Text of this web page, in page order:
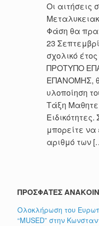
Οι αιτήσεις
Φάση θα
23
σχολικό
ΠΡΟΤΥΠΟ
ΕΠΑΝΟΜΗΣ,
υλοποίηση
Τάξη
μπορείτε να
αριθμό των
ΠΡΟΣΦΑΤΕΣ
Ολοκλήρωση του
“MUSED” στην